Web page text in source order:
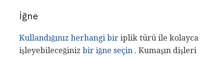
İğne
Kullandığınız herhangi bir iplik türü ile kolayca
işleyebileceğiniz bir iğne seçin . Kumaşın dişleri